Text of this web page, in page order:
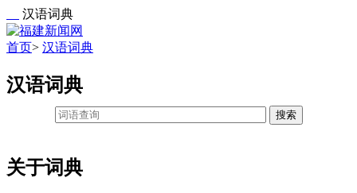
汉语词典
首页> 汉语词典
汉语词典
搜索
关于词典